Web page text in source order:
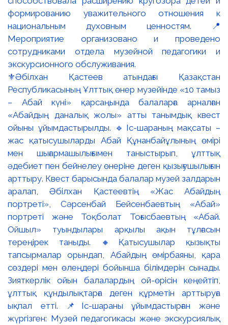
⚜️Әбілхан Қастеев атындағы Қазақстан
Республикасының Ұлттық өнер музейінде «10 тамыз
– Абай күні» қарсаңында балаларға арналған
«Абайдың даналық жолы» атты танымдық квест
ойыны ұйымдастырылды. 🔹Іс-шараның мақсаты –
жас қатысушыларды Абай Құнанбайұлының өмірі
мен шығармашылығымен таныстырып, ұлттық
әдебиет пен бейнелеу өнеріне деген қызығушылығын
арттыру. Квест барысында балалар музей залдарын
аралап, Әбілхан Қастеевтің «Жас Абайдың
портреті», Сәрсенбай Бейсенбаевтың «Абай»
портреті және Тоқболат Тоғысбаевтың «Абай.
Ойшыл» туындылары арқылы ақын тұлғасын
тереңірек таныды. 🔸Қатысушылар қызықты
тапсырмалар орындап, Абайдың өмірбаяны, қара
сөздері мен өлеңдері бойынша білімдерін сынады.
Зияткерлік ойын балалардың ой-өрісін кеңейтіп,
ұлттық құндылықтарға деген құрметін арттыруға
ықпал етті. 📌Іс-шараны ұйымдастырған және
жүргізген: Музей педагогикасы және экскурсиялық